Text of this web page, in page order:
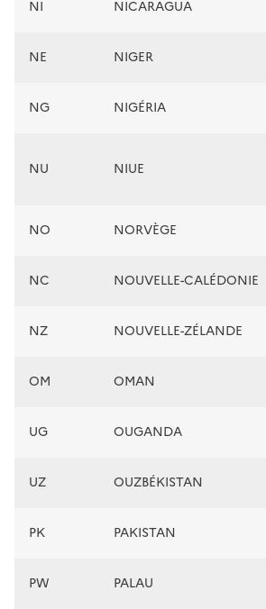
NI NICARAGUA
NE NIGER
NG NIGÉRIA
NU NIUE
NO NORVÈGE
NC NOUVELLE-CALÉDONIE
NZ NOUVELLE-ZÉLANDE
OM OMAN
UG OUGANDA
UZ OUZBÉKISTAN
PK PAKISTAN
PW PALAU